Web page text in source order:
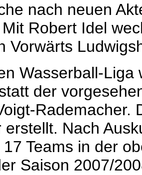
nach neuen
Robert Idel
Vorwärts
Wasserball-
der
Rademacher.
erstellt. Nach
Teams in der
Saison 2007/